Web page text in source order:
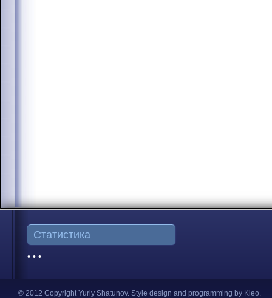
Статистика
• • •
© 2012 Copyright Yuriy Shatunov. Style design and programming by Kleo.